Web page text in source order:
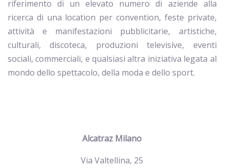
riferimento di un elevato numero di aziende alla
ricerca di una location per convention, feste private,
attività e manifestazioni pubblicitarie, artistiche,
culturali, discoteca, produzioni televisive, eventi
sociali, commerciali, e qualsiasi altra iniziativa legata al
mondo dello spettacolo, della moda e dello sport.
Alcatraz Milano
Via Valtellina, 25